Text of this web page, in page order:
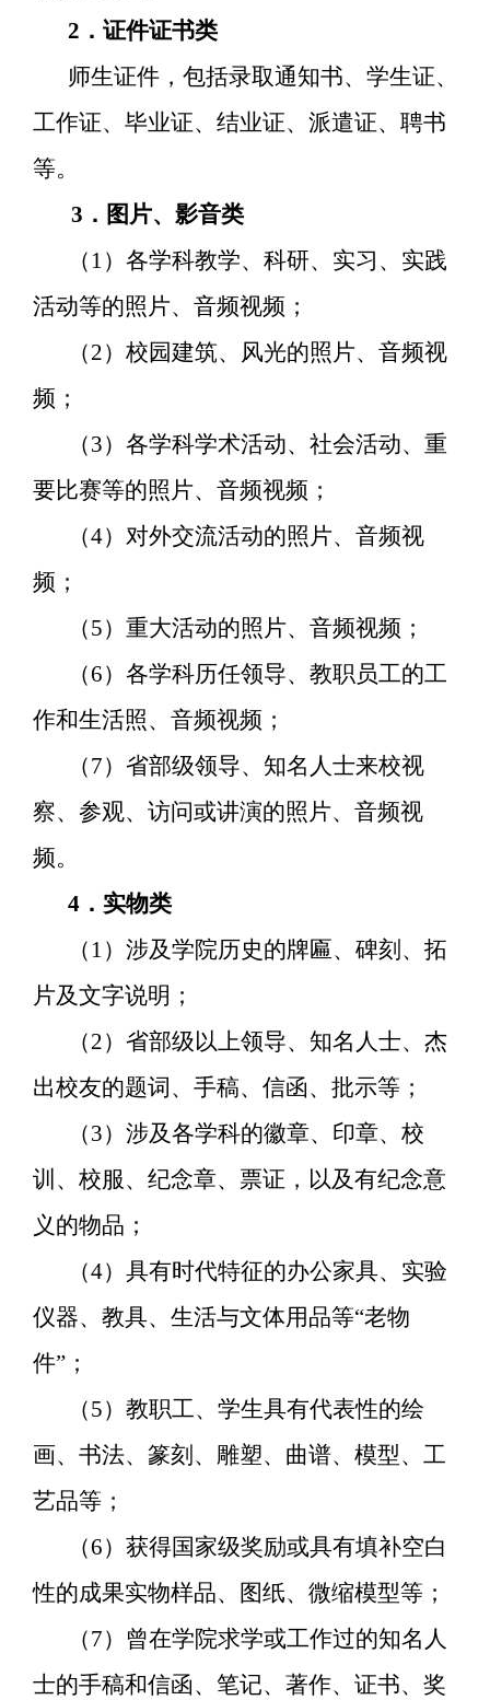
2 ．证件证书类
师生证件，包括录取通知书、学生证、
工作证、毕业证、结业证、派遣证、聘书
等。
3 ．图片、影音类
（ 1 ）各学科教学、科研、实习、实践
活动等的照片、音频视频；
（2）校园建筑、风光的照片、音频视
频；
（3）各学科学术活动、社会活动、重
要比赛等的照片、音频视频；
（4）对外交流活动的照片、音频视
频；
（5）重大活动的照片、音频视频；
（6）各学科历任领导、教职员工的工
作和生活照、音频视频；
（7）省部级领导、知名人士来校视
察、参观、访问或讲演的照片、音频视
频。
4 ．实物类
（ 1 ）涉及学院历史的牌匾、碑刻、拓
片及文字说明；
（2）省部级以上领导、知名人士、杰
出校友的题词、手稿、信函、批示等；
（3）涉及各学科的徽章、印章、校
训、校服、纪念章、票证，以及有纪念意
义的物品；
（4）具有时代特征的办公家具、实验
仪器、教具、生活与文体用品等“老物
件”；
（5）教职工、学生具有代表性的绘
画、书法、篆刻、雕塑、曲谱、模型、工
艺品等；
（6）获得国家级奖励或具有填补空白
性的成果实物样品、图纸、微缩模型等；
（7）曾在学院求学或工作过的知名人
士的手稿和信函、笔记、著作、证书、奖